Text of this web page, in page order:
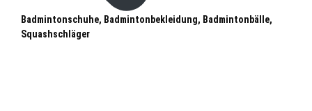
Badmintonschuhe, Badmintonbekleidung, Badmintonbälle,
Squashschläger